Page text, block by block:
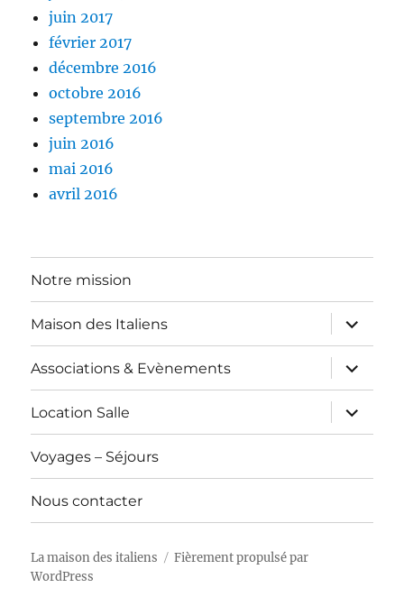
juin 2017
février 2017
décembre 2016
octobre 2016
septembre 2016
juin 2016
mai 2016
avril 2016
Notre mission
Maison des Italiens
ouvrir
le
sous-
menu
Associations & Evènements
ouvrir
le
sous-
menu
Location Salle
ouvrir
le
sous-
Voyages – Séjours
Nous contacter
La maison des italiens
Fièrement propulsé par
WordPress